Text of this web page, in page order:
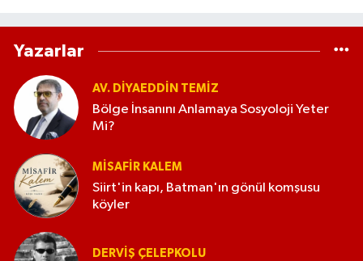
Yazarlar
AV. DIYAEDDIN TEMIZ
Bölge İnsanını Anlamaya Sosyoloji Yeter
Mi?
MISAFIR KALEM
Siirt'in kapı, Batman'ın gönül komşusu
köyler
DERVIŞ ÇELEPKOLU